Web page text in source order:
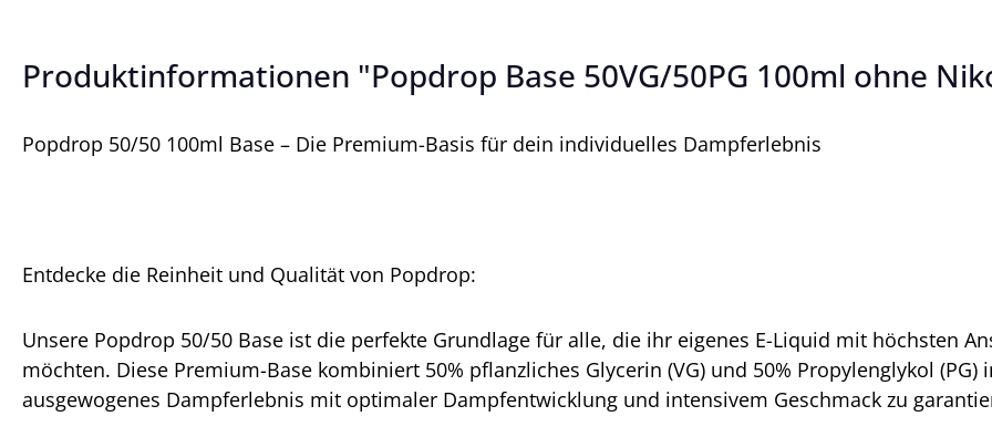
Produktinformationen "Popdrop Base 50VG/50PG 100ml ohne
Popdrop 50/50 100ml Base – Die Premium-Basis für dein individuelles Dampferlebnis
Entdecke die Reinheit und Qualität von Popdrop:
Unsere Popdrop 50/50 Base ist die perfekte Grundlage für alle, die ihr eigenes E-Liquid mit höchsten
möchten. Diese Premium-Base kombiniert 50% pflanzliches Glycerin (VG) und 50% Propylenglykol
ausgewogenes Dampferlebnis mit optimaler Dampfentwicklung und intensivem Geschmack zu